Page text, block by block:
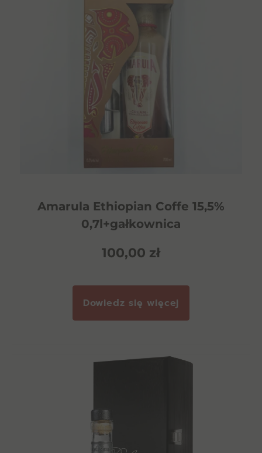
Amarula Ethiopian Coffe 15,5%
0,7l+gałkownica
100,00 zł
Dowiedz się więcej